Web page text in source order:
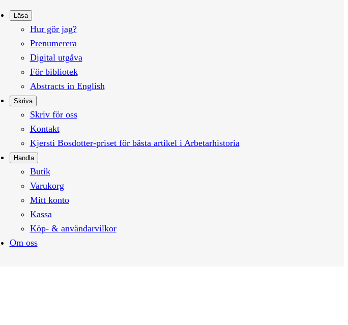
Läsa
Hur gör jag?
Prenumerera
Digital utgåva
För bibliotek
Abstracts in English
Skriva
Skriv för oss
Kontakt
Kjersti Bosdotter-priset för bästa artikel i Arbetarhistoria
Handla
Butik
Varukorg
Mitt konto
Kassa
Köp- & användarvilkor
Om oss